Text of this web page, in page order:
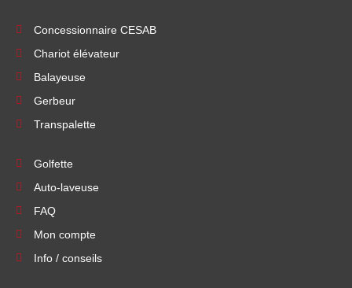
Concessionnaire CESAB
Chariot élévateur
Balayeuse
Gerbeur
Transpalette
Golfette
Auto-laveuse
FAQ
Mon compte
Info / conseils